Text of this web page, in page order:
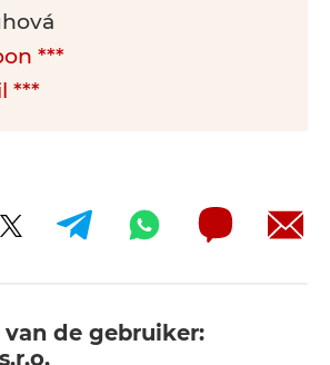
***
***
de gebruiker: